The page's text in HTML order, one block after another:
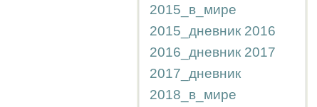
2015_в_мире
2015_дневник 2016
2016_дневник 2017
2017_дневник
2018_в_мире